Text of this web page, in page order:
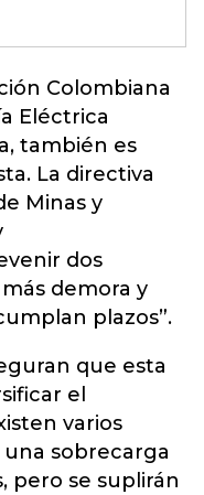
Colombiana
Eléctrica
también es
La directiva
Minas y
dos
demora y
plazos”.
que esta
el
varios
sobrecarga
pero se suplirán